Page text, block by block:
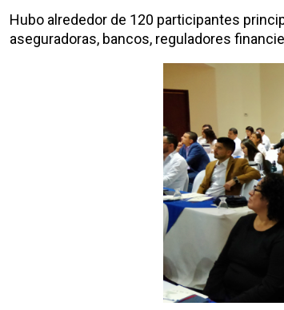
Hubo alrededor de 120 participantes
aseguradoras, bancos, reguladores